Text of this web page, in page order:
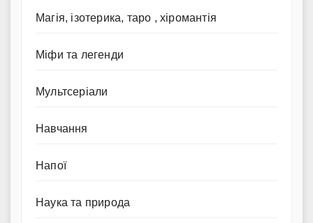
Магія, ізотерика, таро , хіромантія
Міфи та легенди
Мультсеріали
Навчання
Напої
Наука та природа